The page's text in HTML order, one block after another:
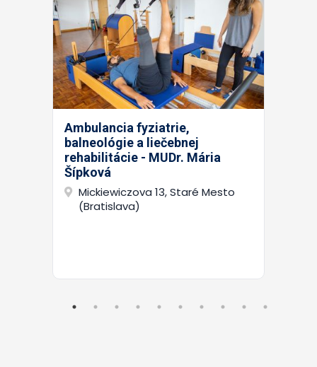
Ambulancia fyziatrie,
balneológie a liečebnej
rehabilitácie - MUDr. Mária
Šípková
Mickiewiczova 13, Staré Mesto
(Bratislava)